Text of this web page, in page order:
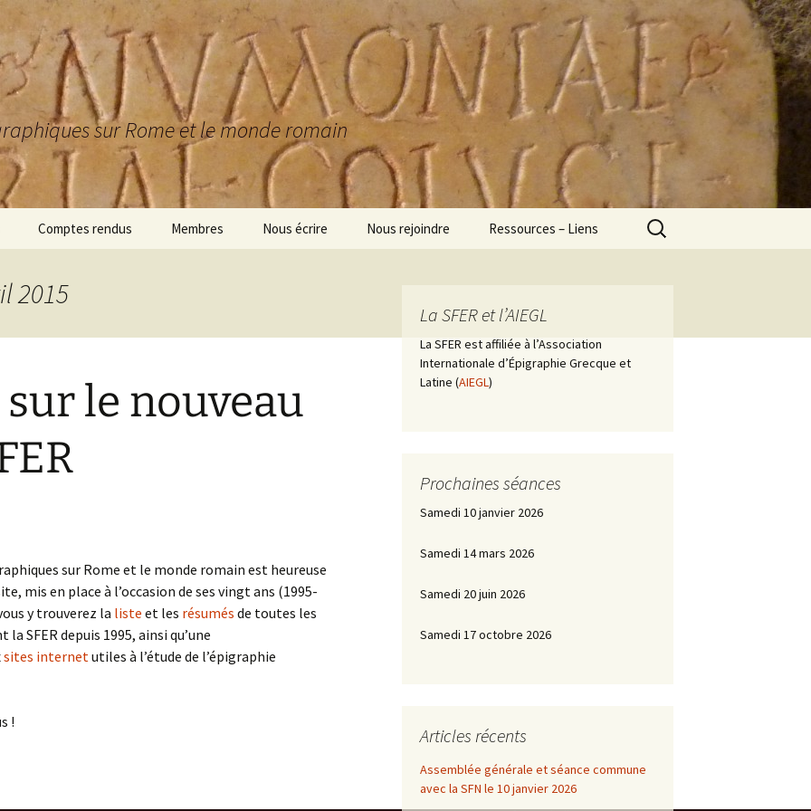
sur Rome et le monde romain
Comptes rendus
rencontres
communications
résumés
Membres Nous écrire Nous rejoindre Ressources – Liens Rechercher :
2015
le nouveau
sur Rome et le monde romain est heureuse
mis en place à l’occasion de ses vingt ans (1995-
y trouverez la liste et les résumés de toutes les
SFER depuis 1995, ainsi qu’une
sites internetutiles à l’étude de l’épigraphie
!
La SFER et l’AIEGL
La SFER est affiliée à l’Association
Internationale d’Épigraphie Grecque et
Latine (AIEGL)
Prochaines séances
Samedi 10 janvier 2026
Samedi 14 mars 2026
Samedi 20 juin 2026
Samedi 17 octobre 2026
Articles récents
Assemblée générale et séance commune
avec la SFN le 10 janvier 2026